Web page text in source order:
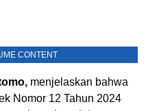
CONTENT
menjelaskan bahwa
Nomor 12 Tahun 2024